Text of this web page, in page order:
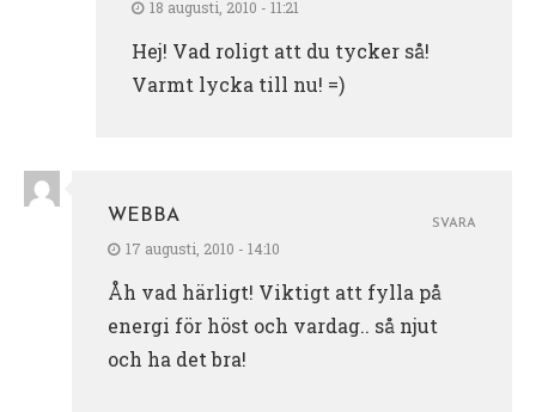
18 augusti, 2010 - 11:21
Hej! Vad roligt att du tycker så!
Varmt lycka till nu! =)
WEBBA
17 augusti, 2010 - 14:10
Åh vad härligt! Viktigt att fylla på
energi för höst och vardag.. så njut
och ha det bra!
SVARA